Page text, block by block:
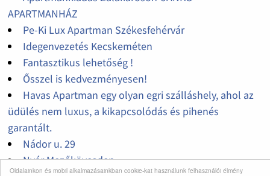
Oldalainkon és mobil alkalmazásainkban cookie-kat használunk felhasználói élmény
APARTMANHÁZ
Pe-Ki Lux Apartman Székesfehérvár
Idegenvezetés Kecskeméten
Fantasztikus lehetőség !
Ősszel is kedvezményesen!
Havas Apartman egy olyan egri szálláshely, ahol az
üdülés nem luxus, a kikapcsolódás és pihenés
garantált.
Nádor u. 29
Nyár Mezőkövesden